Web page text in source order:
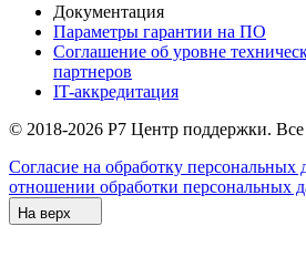
Документация
Параметры гарантии на ПО
Соглашение об уровне
партнеров
IT-аккредитация
© 2018-2026 Р7 Центр поддержки.
Согласие на обработку персональных
отношении обработки персональных
На верх